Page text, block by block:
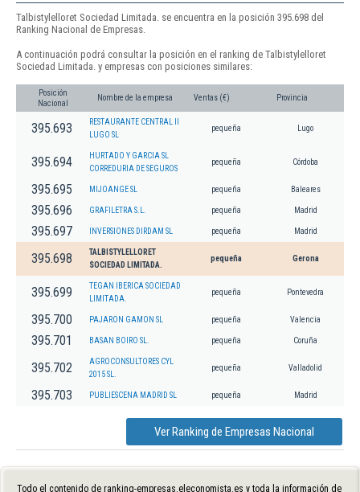
Talbistylelloret Sociedad Limitada. se encuentra en la posición 395.698 del
Ranking Nacional de Empresas.
A continuación podrá consultar la posición en el ranking de Talbistylelloret
Sociedad Limitada. y empresas con posiciones similares:
Posición
Nacional
Nombre de la empresa Ventas (€) Provincia
395.693
RESTAURANTE CENTRAL II
LUGO SL
pequeña Lugo
395.694
HURTADO Y GARCIA SL
CORREDURIA DE SEGUROS
pequeña Córdoba
395.695 MIJOANGE SL pequeña Baleares
395.696 GRAFILETRA S.L. pequeña Madrid
395.697 INVERSIONES DIRDAM SL pequeña Madrid
395.698
TALBISTYLELLORET
SOCIEDAD LIMITADA.
pequeña Gerona
395.699
TEGAN IBERICA SOCIEDAD
LIMITADA.
pequeña Pontevedra
395.700 PAJARON GAMON SL pequeña Valencia
395.701 BASAN BOIRO SL. pequeña Coruña
395.702
AGROCONSULTORES CYL
2015 SL.
pequeña Valladolid
395.703 PUBLIESCENA MADRID SL pequeña Madrid
Ver Ranking de Empresas Nacional
Todo el contenido de ranking-empresas.eleconomista.es y toda la información de